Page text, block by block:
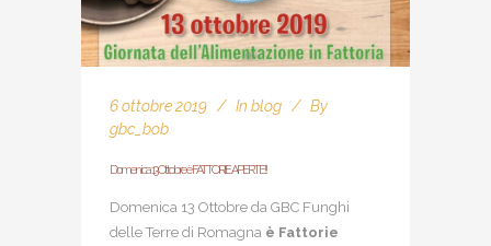
6 ottobre 2019 In blog
By
gbc_bob
Domenica 13 Ottobre è FATTORIE APERTE!!
Domenica 13 Ottobre da GBC Funghi
delle Terre di Romagna è Fattorie